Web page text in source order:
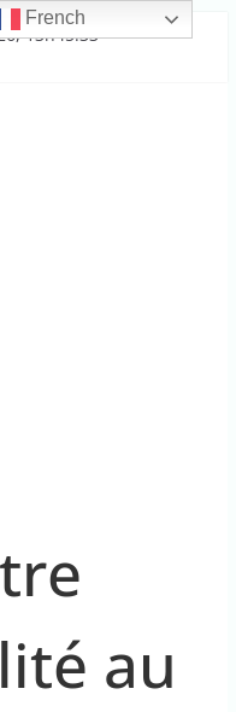
13h45:33
au
French